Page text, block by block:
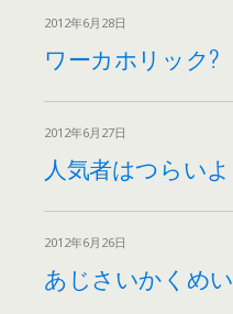
2012年6月28日
ワーカホリック?
2012年6月27日
人気者はつらいよ
2012年6月26日
あじさいかくめい